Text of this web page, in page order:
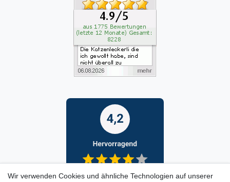
Wir verwenden Cookies und ähnliche Technologien auf unserer